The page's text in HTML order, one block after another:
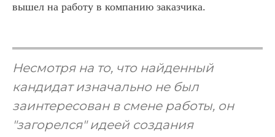
вышел на работу в компанию заказчика.
Несмотря на то, что найденный
кандидат изначально не был
заинтересован в смене работы, он
"загорелся" идеей создания